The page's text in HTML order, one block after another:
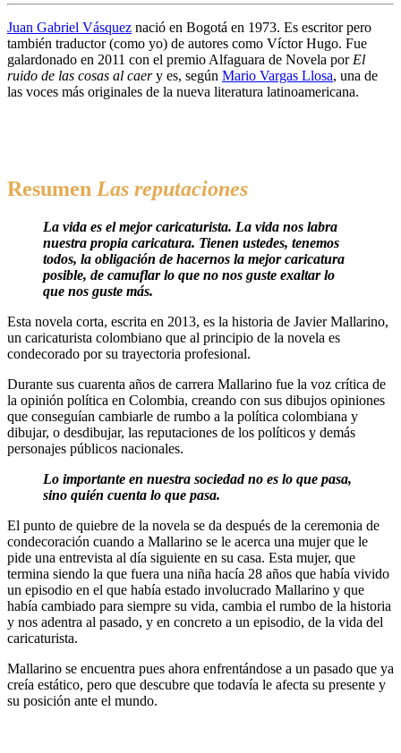
Juan Gabriel Vásquez nació en Bogotá en 1973. Es escritor pero
también traductor (como yo) de autores como Víctor Hugo. Fue
galardonado en 2011 con el premio Alfaguara de Novela por El
ruido de las cosas al caery es, según Mario Vargas Llosa, una de
las voces más originales de la nueva literatura latinoamericana.
Resumen Las reputaciones
La vida es el mejor caricaturista. La vida nos labra
nuestra propia caricatura. Tienen ustedes, tenemos
todos, la obligación de hacernos la mejor caricatura
posible, de camuflar lo que no nos guste exaltar lo
que nos guste más.
Esta novela corta, escrita en 2013, es la historia de Javier Mallarino,
un caricaturista colombiano que al principio de la novela es
condecorado por su trayectoria profesional.
Durante sus cuarenta años de carrera Mallarino fue la voz crítica de
la opinión política en Colombia, creando con sus dibujos opiniones
que conseguían cambiarle de rumbo a la política colombiana y
dibujar, o desdibujar, las reputaciones de los políticos y demás
personajes públicos nacionales.
Lo importante en nuestra sociedad no es lo que pasa,
sino quién cuenta lo que pasa.
El punto de quiebre de la novela se da después de la ceremonia de
condecoración cuando a Mallarino se le acerca una mujer que le
pide una entrevista al día siguiente en su casa. Esta mujer, que
termina siendo la que fuera una niña hacía 28 años que había vivido
un episodio en el que había estado involucrado Mallarino y que
había cambiado para siempre su vida, cambia el rumbo de la historia
y nos adentra al pasado, y en concreto a un episodio, de la vida del
caricaturista.
Mallarino se encuentra pues ahora enfrentándose a un pasado que ya
creía estático, pero que descubre que todavía le afecta su presente y
su posición ante el mundo.